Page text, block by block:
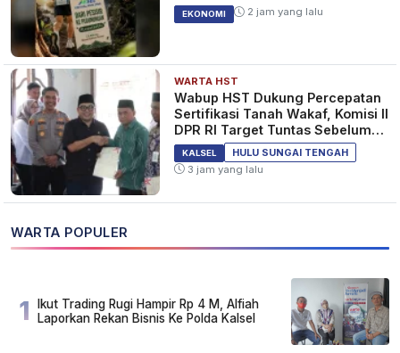
EKONOMI 2 jam yang lalu
WARTA HST
Wabup HST Dukung Percepatan
Sertifikasi Tanah Wakaf, Komisi II
DPR RI Target Tuntas Sebelum
2029
KALSEL
HULU SUNGAI TENGAH
3 jam yang lalu
WARTA POPULER
1
Ikut Trading Rugi Hampir Rp 4 M, Alfiah
Laporkan Rekan Bisnis Ke Polda Kalsel